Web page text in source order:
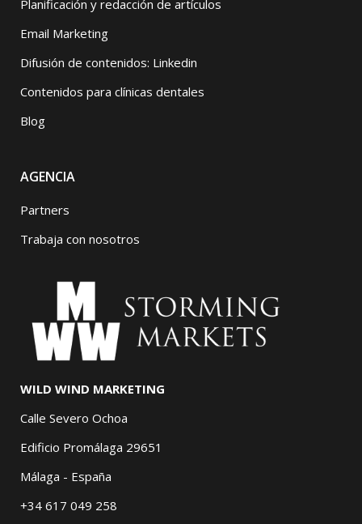
Planificación y redacción de artículos
Email Marketing
Difusión de contenidos: Linkedin
Contenidos para clínicas dentales
Blog
AGENCIA
Partners
Trabaja con nosotros
WILD WIND MARKETING
Calle Severo Ochoa
Edificio Promálaga 29651
Málaga - España
+34 617 049 258